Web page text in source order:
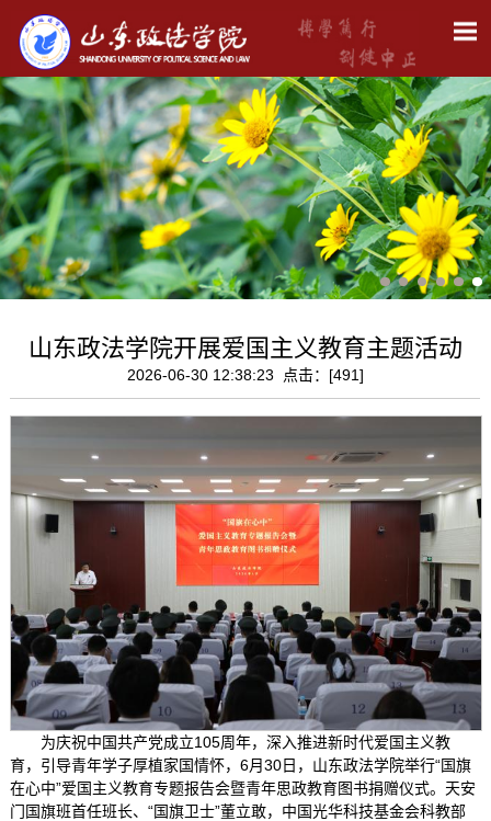
山东政法学院开展爱国主义教育主题活动
2026-06-30 12:38:23 点击：[491]
为庆祝中国共产党成立105周年，深入推进新时代爱国主义教
育，引导青年学子厚植家国情怀，6月30日，山东政法学院举行“国旗
在心中”爱国主义教育专题报告会暨青年思政教育图书捐赠仪式。天安
门国旗班首任班长、“国旗卫士”董立敢，中国光华科技基金会科教部